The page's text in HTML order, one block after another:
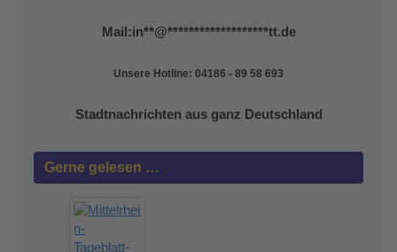
Mail:in**@*******************tt.de
Unsere Hotline: 04186 - 89 58 693
Stadtnachrichten aus ganz Deutschland
Gerne gelesen …